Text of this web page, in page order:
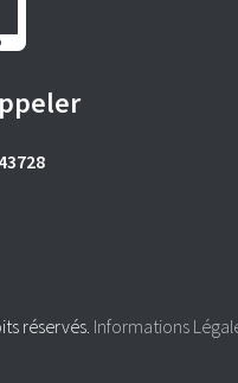
réservés. Informations